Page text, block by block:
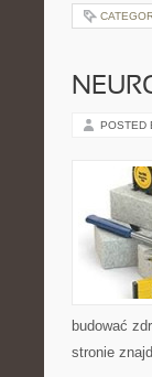
POSTED
budować
stronie